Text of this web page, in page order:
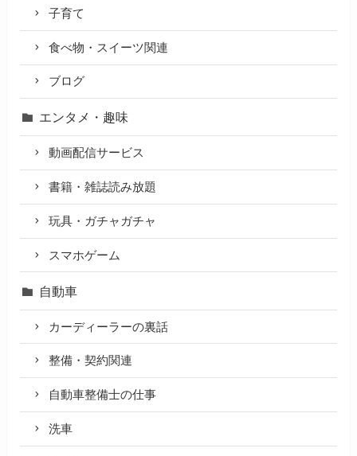
子育て
食べ物・スイーツ関連
ブログ
エンタメ・趣味
動画配信サービス
書籍・雑誌読み放題
玩具・ガチャガチャ
スマホゲーム
自動車
カーディーラーの裏話
整備・契約関連
自動車整備士の仕事
洗車